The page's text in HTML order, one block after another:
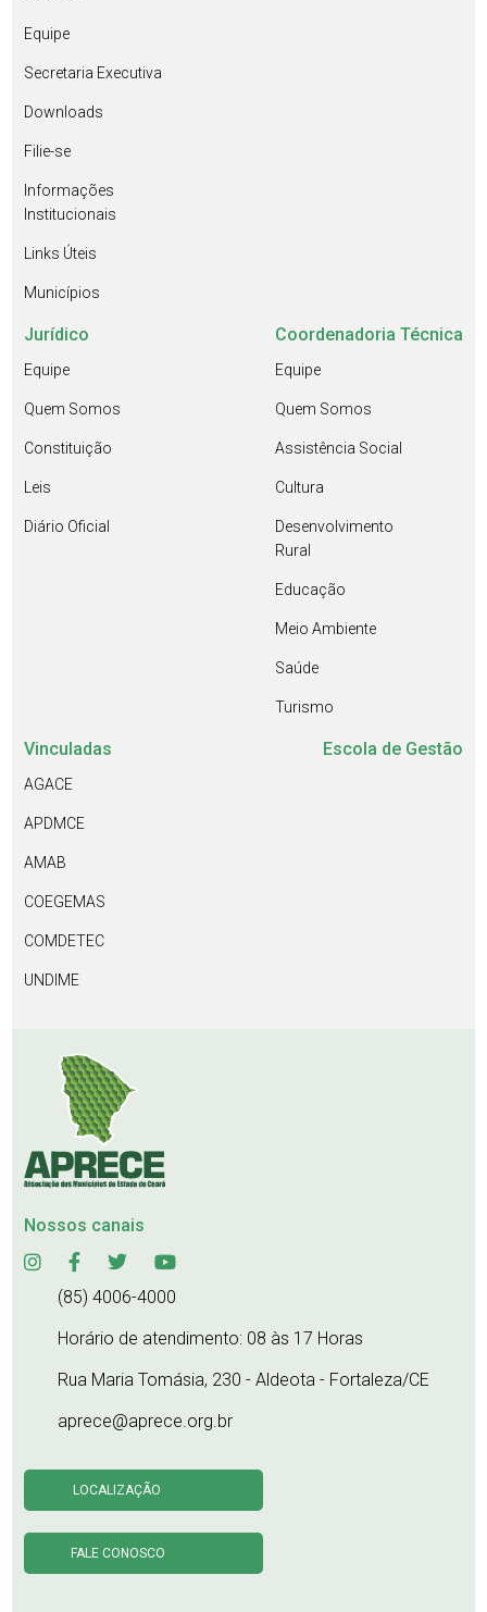
Equipe
Secretaria Executiva
Downloads
Filie-se
Informações
Institucionais
Links Úteis
Municípios
Jurídico
Equipe
Quem Somos
Constituição
Leis
Diário Oficial
Coordenadoria Técnica
Equipe
Quem Somos
Assistência Social
Cultura
Desenvolvimento
Rural
Educação
Meio Ambiente
Saúde
Turismo
Vinculadas
AGACE
APDMCE
AMAB
COEGEMAS
COMDETEC
UNDIME
Escola de Gestão
Nossos canais
(85) 4006-4000
Horário de atendimento: 08 às 17 Horas
Rua Maria Tomásia, 230 - Aldeota - Fortaleza/CE
aprece@aprece.org.br
LOCALIZAÇÃO
FALE CONOSCO